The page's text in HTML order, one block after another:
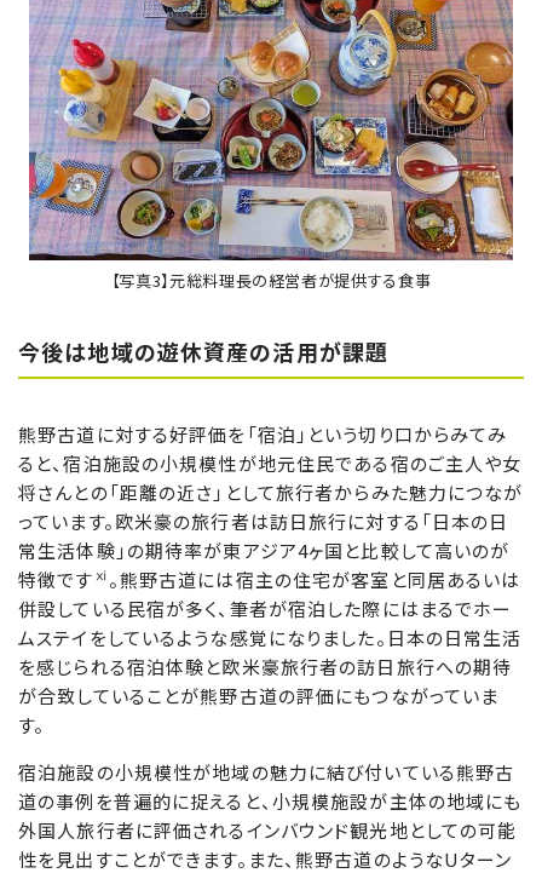
【写真3】元総料理長の経営者が提供する食事
今後は地域の遊休資産の活用が課題
熊野古道に対する好評価を「宿泊」という切り口からみてみ
ると、宿泊施設の小規模性が地元住民である宿のご主人や女
将さんとの「距離の近さ」として旅行者からみた魅力につなが
っています。欧米豪の旅行者は訪日旅行に対する「日本の日
常生活体験」の期待率が東アジア4ヶ国と比較して高いのが
特徴です ⅺ。熊野古道には宿主の住宅が客室と同居あるいは
併設している民宿が多く、筆者が宿泊した際にはまるでホー
ムステイをしているような感覚になりました。日本の日常生活
を感じられる宿泊体験と欧米豪旅行者の訪日旅行への期待
が合致していることが熊野古道の評価にもつながっていま
す。
宿泊施設の小規模性が地域の魅力に結び付いている熊野古
道の事例を普遍的に捉えると、小規模施設が主体の地域にも
外国人旅行者に評価されるインバウンド観光地としての可能
性を見出すことができます。また、熊野古道のようなUターン